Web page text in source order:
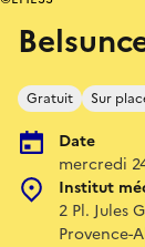
Gratuit Sur
Date
mercredi
Institut
2 Pl. Jules
Provence-